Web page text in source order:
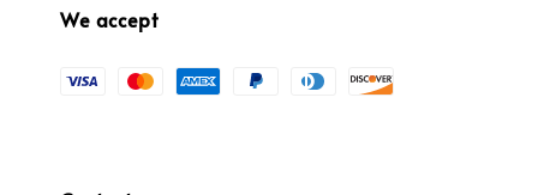
We accept